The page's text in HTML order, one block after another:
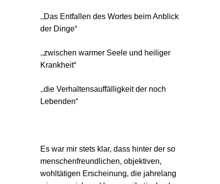
„Das Entfallen des Wortes beim Anblick
der Dinge“
„zwischen warmer Seele und heiliger
Krankheit“
„die Verhaltensauffälligkeit der noch
Lebenden“
Es war mir stets klar, dass hinter der so
menschenfreundlichen, objektiven,
wohltätigen Erscheinung, die jahrelang